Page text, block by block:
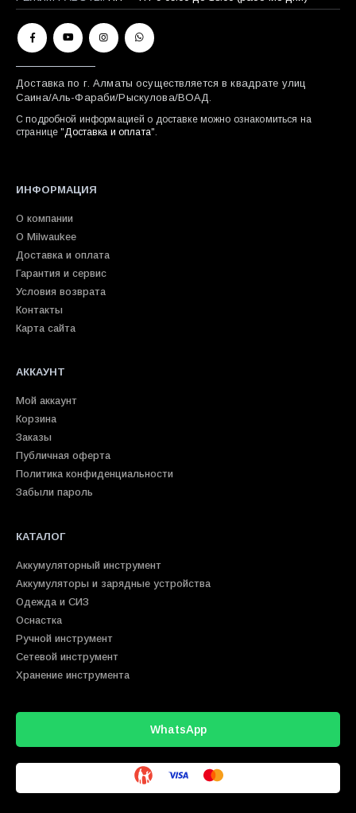
Доставка по г. Алматы осуществляется в квадрате улиц
Саина/Аль-Фараби/Рыскулова/ВОАД.
С подробной информацией о доставке можно ознакомиться на
странице " Доставка и оплата".
ИНФОРМАЦИЯ
О компании
О Milwaukee
Доставка и оплата
Гарантия и сервис
Условия возврата
Контакты
Карта сайта
АККАУНТ
Мой аккаунт
Корзина
Заказы
Публичная оферта
Политика конфиденциальности
Забыли пароль
КАТАЛОГ
Аккумуляторный инструмент
Аккумуляторы и зарядные устройства
Одежда и СИЗ
Оснастка
Ручной инструмент
Сетевой инструмент
Хранение инструмента
WhatsApp